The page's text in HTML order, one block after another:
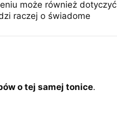
może również dotyczyć
raczej o świadome
o tej samej tonice.